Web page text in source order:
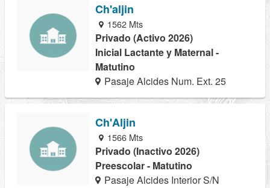
Ch'aljin
1562 Mts
Privado (Activo 2026)
Inicial Lactante y Maternal -
Matutino
Pasaje Alcides Num. Ext. 25
Ch'Aljin
1566 Mts
Privado (Inactivo 2026)
Preescolar - Matutino
Pasaje Alcides Interior S/N